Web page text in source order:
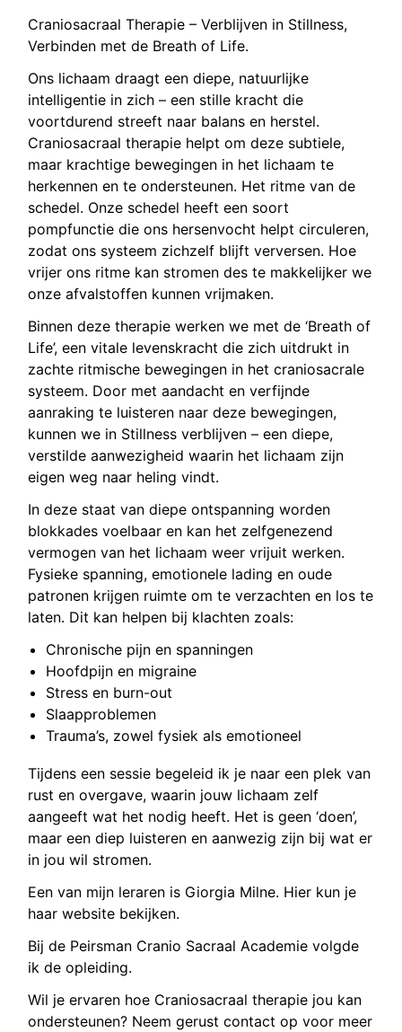
Craniosacraal Therapie – Verblijven in Stillness,
Verbinden met de Breath of Life.
Ons lichaam draagt een diepe, natuurlijke
intelligentie in zich – een stille kracht die
voortdurend streeft naar balans en herstel.
Craniosacraal therapie helpt om deze subtiele,
maar krachtige bewegingen in het lichaam te
herkennen en te ondersteunen. Het ritme van de
schedel. Onze schedel heeft een soort
pompfunctie die ons hersenvocht helpt circuleren,
zodat ons systeem zichzelf blijft verversen. Hoe
vrijer ons ritme kan stromen des te makkelijker we
onze afvalstoffen kunnen vrijmaken.
Binnen deze therapie werken we met de ‘Breath of
Life’, een vitale levenskracht die zich uitdrukt in
zachte ritmische bewegingen in het craniosacrale
systeem. Door met aandacht en verfijnde
aanraking te luisteren naar deze bewegingen,
kunnen we in Stillness verblijven – een diepe,
verstilde aanwezigheid waarin het lichaam zijn
eigen weg naar heling vindt.
In deze staat van diepe ontspanning worden
blokkades voelbaar en kan het zelfgenezend
vermogen van het lichaam weer vrijuit werken.
Fysieke spanning, emotionele lading en oude
patronen krijgen ruimte om te verzachten en los te
laten. Dit kan helpen bij klachten zoals:
Chronische pijn en spanningen
Hoofdpijn en migraine
Stress en burn-out
Slaapproblemen
Trauma’s, zowel fysiek als emotioneel
Tijdens een sessie begeleid ik je naar een plek van
rust en overgave, waarin jouw lichaam zelf
aangeeft wat het nodig heeft. Het is geen ‘doen’,
maar een diep luisteren en aanwezig zijn bij wat er
in jou wil stromen.
Een van mijn leraren is Giorgia Milne. Hier kun je
haar website bekijken.
Bij de Peirsman Cranio Sacraal Academie volgde
ik de opleiding.
Wil je ervaren hoe Craniosacraal therapie jou kan
ondersteunen? Neem gerust contact op voor meer